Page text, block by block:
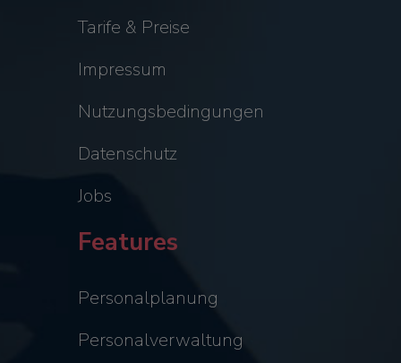
Tarife & Preise
Impressum
Nutzungsbedingungen
Datenschutz
Jobs
Features
Personalplanung
Personalverwaltung